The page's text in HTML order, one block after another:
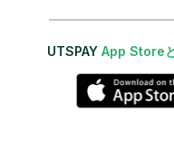
UTSPAY App Store